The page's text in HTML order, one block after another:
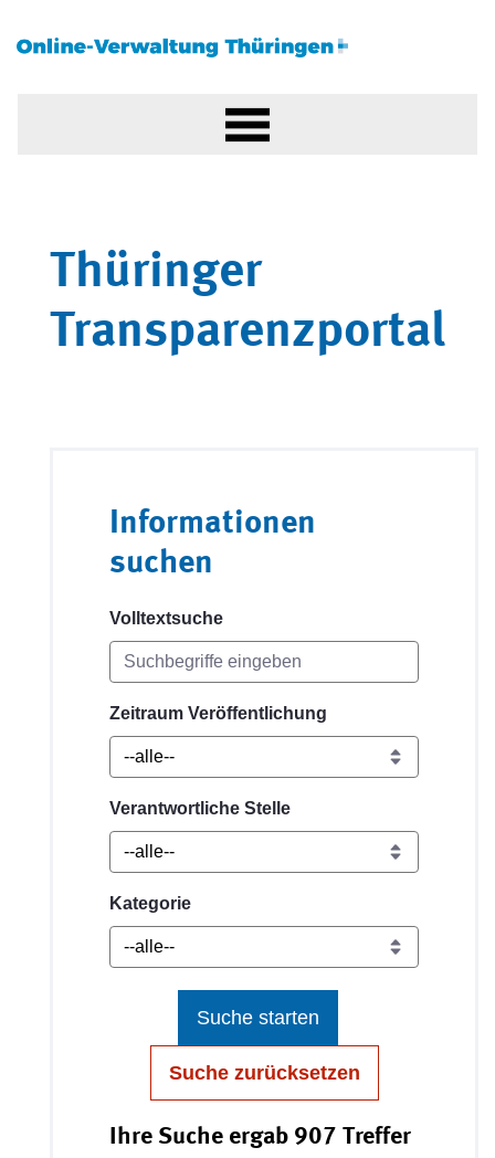
Thüringer
Transparenzportal
Informationen
suchen
Volltextsuche
Zeitraum Veröffentlichung
Verantwortliche Stelle
Kategorie
Suche starten
Suche zurücksetzen
Ihre Suche ergab 907 Treffer